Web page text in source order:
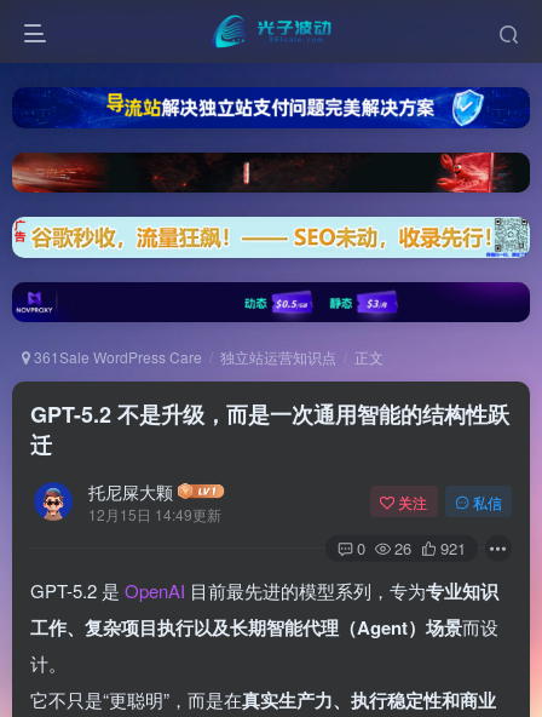
361Sale WordPress Care 独立站运营知识点 正文
GPT-5.2 不是升级，而是一次通用智能的结构性跃
迁
托尼屎大颗
12月15日 14:49更新
关注 私信
0 26 921
GPT-5.2 是 OpenAI 目前最先进的模型系列，专为专业知识
工作、复杂项目执行以及长期智能代理（Agent）场景而设
计。
它不只是“更聪明”，而是在真实生产力、执行稳定性和商业